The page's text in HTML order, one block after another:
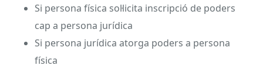
Si persona física sol·licita inscripció de poders
cap a persona jurídica
Si persona jurídica atorga poders a persona
física